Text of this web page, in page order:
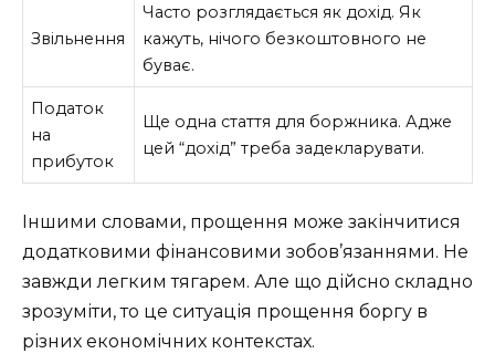
Звільнення
Часто розглядається як дохід. Як
кажуть, нічого безкоштовного не
буває.
Податок
на
прибуток
Ще одна стаття для боржника. Адже
цей “дохід” треба задекларувати.
Іншими словами, прощення може закінчитися
додатковими фінансовими зобов’язаннями. Не
завжди легким тягарем. Але що дійсно складно
зрозуміти, то це ситуація прощення боргу в
різних економічних контекстах.